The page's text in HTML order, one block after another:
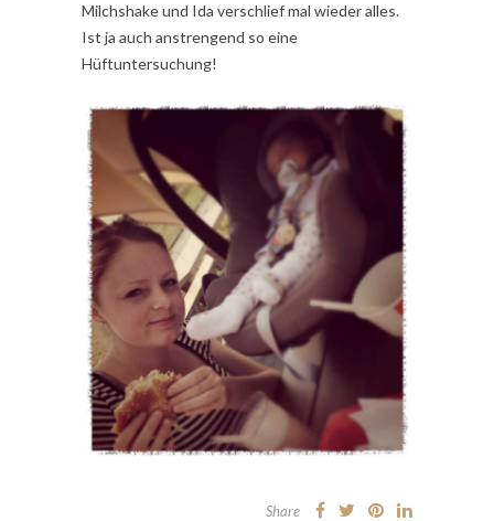
Milchshake und Ida verschlief mal wieder alles.
Ist ja auch anstrengend so eine
Hüftuntersuchung!
Share